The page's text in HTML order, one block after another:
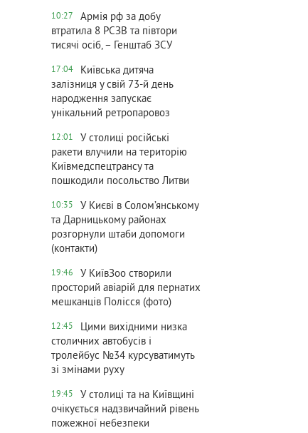
10:27
Армія рф за добу
втратила 8 РСЗВ та півтори
тисячі осіб, – Генштаб ЗСУ
17:04
Київська дитяча
залізниця у свій 73-й день
народження запускає
унікальний ретропаровоз
12:01
У столиці російські
ракети влучили на територію
Київмедспецтрансу та
пошкодили посольство Литви
10:35
У Києві в Солом’янському
та Дарницькому районах
розгорнули штаби допомоги
(контакти)
19:46
У КиївЗоо створили
просторий авіарій для пернатих
мешканців Полісся (фото)
12:45
Цими вихідними низка
столичних автобусів і
тролейбус №34 курсуватимуть
зі змінами руху
19:45
У столиці та на Київщині
очікується надзвичайний рівень
пожежної небезпеки